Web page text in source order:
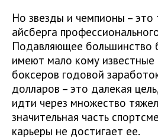
Но звезды и чемпионы – это
айсберга
Подавляющее большинство
имеют мало кому известные
боксеров годовой
долларов – это далекая
идти через множество
значительная часть
карьеры не достигает ее.